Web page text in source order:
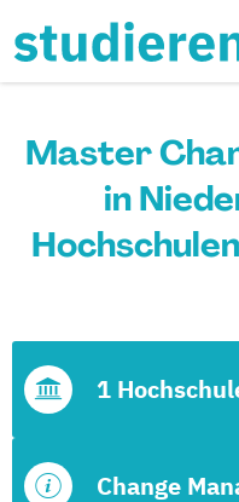
Master
in
Change
1